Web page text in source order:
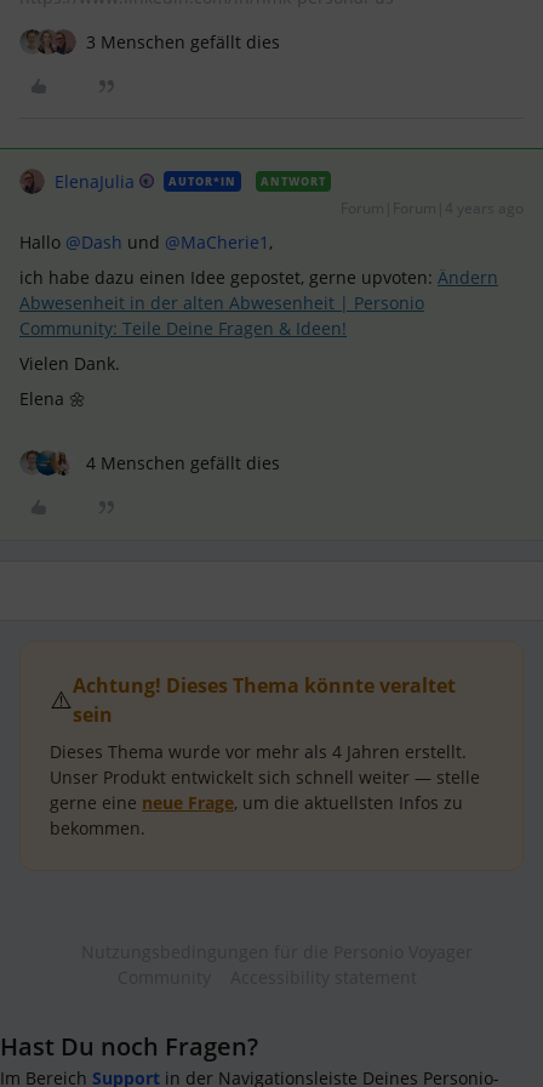
3 Menschen gefällt dies
ElenaJulia AUTOR*IN ANTWORT
Hallo @Dash und @MaCherie1 ,
ich habe dazu einen Idee gepostet, gerne upvoten: Ändern
Abwesenheit in der alten Abwesenheit | Personio
Community: Teile Deine Fragen & Ideen!
Vielen Dank.
Elena 🌼
4 Menschen gefällt dies
⚠️Achtung! Dieses Thema könnte veraltet
sein
Dieses Thema wurde vor mehr als 4 Jahren erstellt.
Unser Produkt entwickelt sich schnell weiter — stelle
gerne eine neue Frage, um die aktuellsten Infos zu
bekommen.
Hast Du noch Fragen?
Im Bereich Support in der Navigationsleiste Deines Personio-